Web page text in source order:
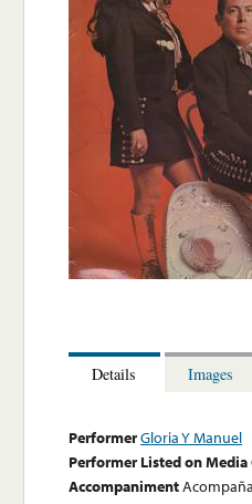
Details Images
PerformerGloria Y Manuel
Performer Listed on Media
Accompaniment